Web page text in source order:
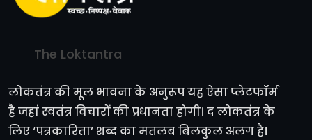
The Loktantra
लोकतंत्र की मूल भावना के अनुरूप यह ऐसा प्लेटफॉर्म
है जहां स्वतंत्र विचारों की प्रधानता होगी। द लोकतंत्र के
लिए ‘पत्रकारिता’ शब्द का मतलब बिलकुल अलग है।